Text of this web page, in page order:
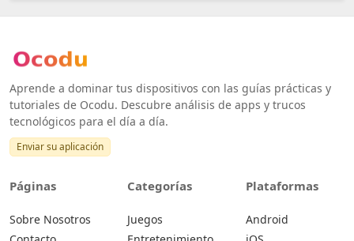
Aprende a dominar tus dispositivos con las guías prácticas y
tutoriales de Ocodu. Descubre análisis de apps y trucos
tecnológicos para el día a día.
Enviar su aplicación
Páginas
Sobre Nosotros
Categorías
Juegos
Plataformas
Android